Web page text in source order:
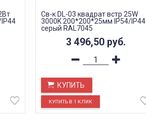
Св-к DL-03 квадрат встр 25W
3000K 200*200*25мм IP54/IP44
серый RAL7045
3 496,50 руб.
КУПИТЬ